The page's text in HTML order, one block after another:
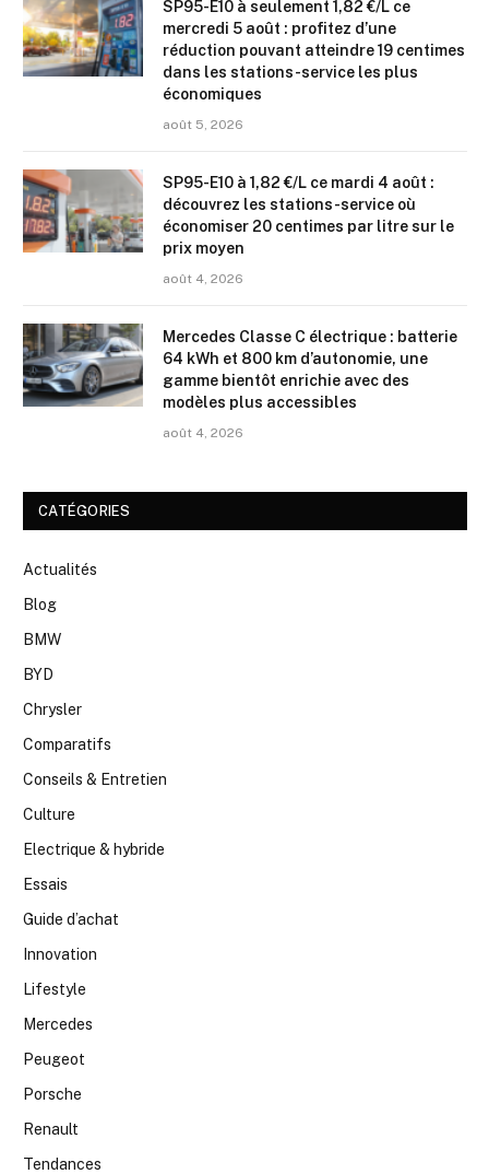
SP95-E10 à seulement 1,82 €/L ce
mercredi 5 août : profitez d’une
réduction pouvant atteindre 19 centimes
dans les stations-service les plus
économiques
août 5, 2026
SP95-E10 à 1,82 €/L ce mardi 4 août :
découvrez les stations-service où
économiser 20 centimes par litre sur le
prix moyen
août 4, 2026
Mercedes Classe C électrique : batterie
64 kWh et 800 km d’autonomie, une
gamme bientôt enrichie avec des
modèles plus accessibles
août 4, 2026
CATÉGORIES
Actualités
Blog
BMW
BYD
Chrysler
Comparatifs
Conseils & Entretien
Culture
Electrique & hybride
Essais
Guide d’achat
Innovation
Lifestyle
Mercedes
Peugeot
Porsche
Renault
Tendances